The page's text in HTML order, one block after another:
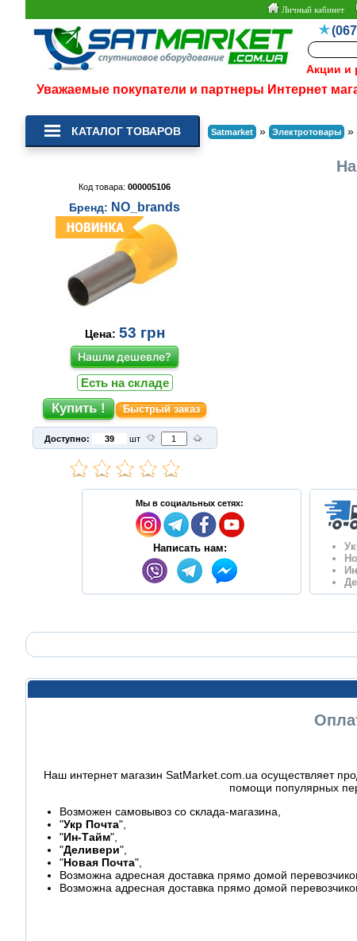
Личный кабинет
Акции и
Уважаемые покупатели и партнеры Интернет
КАТАЛОГ ТОВАРОВ Satmarket » Электротовары »
Код товара: 000005106
Бренд: NO_brands
Цена: 53 грн
Нашли дешевле?
Есть на складе
Быстрый заказ
Доступно: шт
Мы в социальных сетях:
Написать нам:
Наш интернет магазин SatMarket.com.ua осуществляет
помощи популярных
Возможен самовывоз со склада-магазина,
"Укр Почта",
"Ин-Тайм",
"Деливери",
"Новая Почта",
Возможна адресная доставка прямо домой
Возможна адресная доставка прямо домой